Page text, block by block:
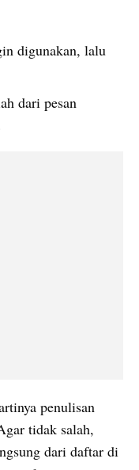
digunakan, lalu
dari pesan
penulisan
tidak salah,
dari daftar di